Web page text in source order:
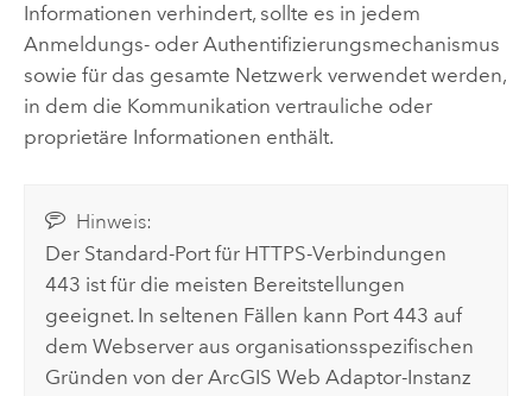
Informationen verhindert, sollte es in jedem
Anmeldungs- oder Authentifizierungsmechanismus
sowie für das gesamte Netzwerk verwendet werden,
in dem die Kommunikation vertrauliche oder
proprietäre Informationen enthält.
Hinweis:
Der Standard-Port für HTTPS-Verbindungen
443 ist für die meisten Bereitstellungen
geeignet. In seltenen Fällen kann Port 443 auf
dem Webserver aus organisationsspezifischen
Gründen von derArcGIS Web Adaptor-Instanz